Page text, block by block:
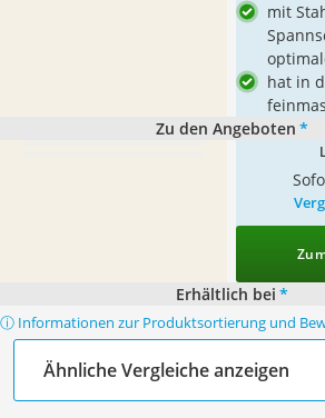
mit
hat in
Zu den Angeboten *
Erhältlich bei *
ⓘ Informationen zur Produktsortierung und
Ähnliche Vergleiche anzeigen